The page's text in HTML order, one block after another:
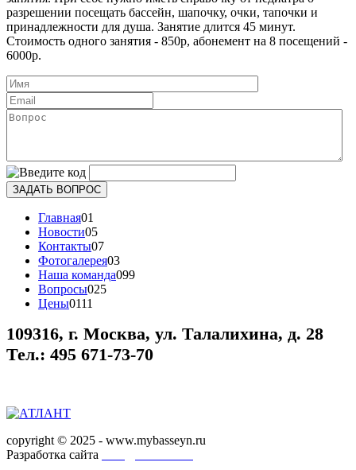
разрешении посещать бассейн, шапочку, очки, тапочки и
принадлежности для душа. Занятие длится 45 минут.
Стоимость одного занятия - 850р, абонемент на 8 посещений -
6000р.
Главная01
Новости05
Контакты07
Фотогалерея03
Наша команда099
Вопросы025
Цены0111
109316, г. Москва, ул. Талалихина, д. 28
Тел.: 495 671-73-70
copyright © 2025 - www.mybasseyn.ru
Разработка сайта